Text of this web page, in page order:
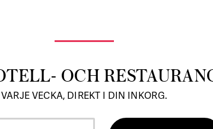
OCH
VARJE VECKA, DIREKT I DIN INKORG.